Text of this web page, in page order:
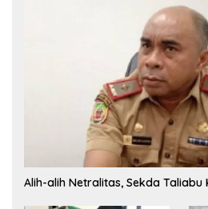
Alih-alih Netralitas, Sekda Taliabu